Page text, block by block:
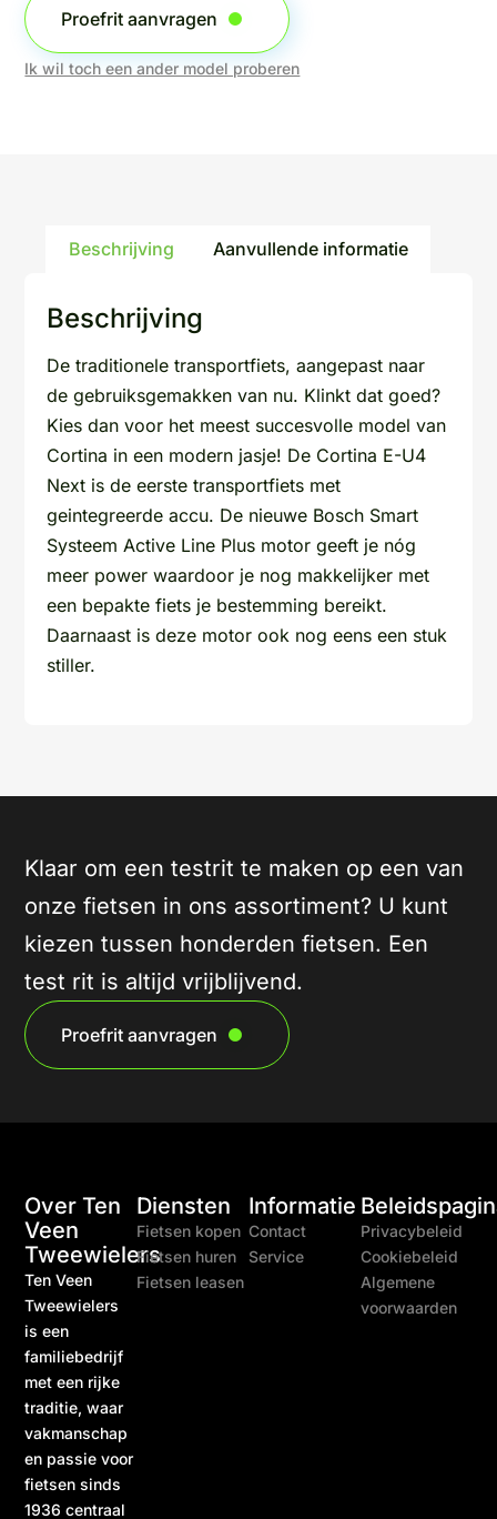
Proefrit aanvragen
Ik wil toch een ander model proberen
Beschrijving Aanvullende informatie
Beschrijving
De traditionele transportfiets, aangepast naar
de gebruiksgemakken van nu. Klinkt dat goed?
Kies dan voor het meest succesvolle model van
Cortina in een modern jasje! De Cortina E-U4
Next is de eerste transportfiets met
geintegreerde accu. De nieuwe Bosch Smart
Systeem Active Line Plus motor geeft je nóg
meer power waardoor je nog makkelijker met
een bepakte fiets je bestemming bereikt.
Daarnaast is deze motor ook nog eens een stuk
stiller.
Klaar om een testrit te maken op een van
onze fietsen in ons assortiment? U kunt
kiezen tussen honderden fietsen. Een
test rit is altijd vrijblijvend.
Proefrit aanvragen
Over Ten
Veen
Tweewielers
Ten Veen
Tweewielers
is een
familiebedrijf
met een rijke
traditie, waar
vakmanschap
en passie voor
fietsen sinds
1936 centraal
Diensten
Fietsen kopen
Fietsen huren
Fietsen leasen
Informatie
Contact
Service
Privacybeleid
Cookiebeleid
Algemene
voorwaarden